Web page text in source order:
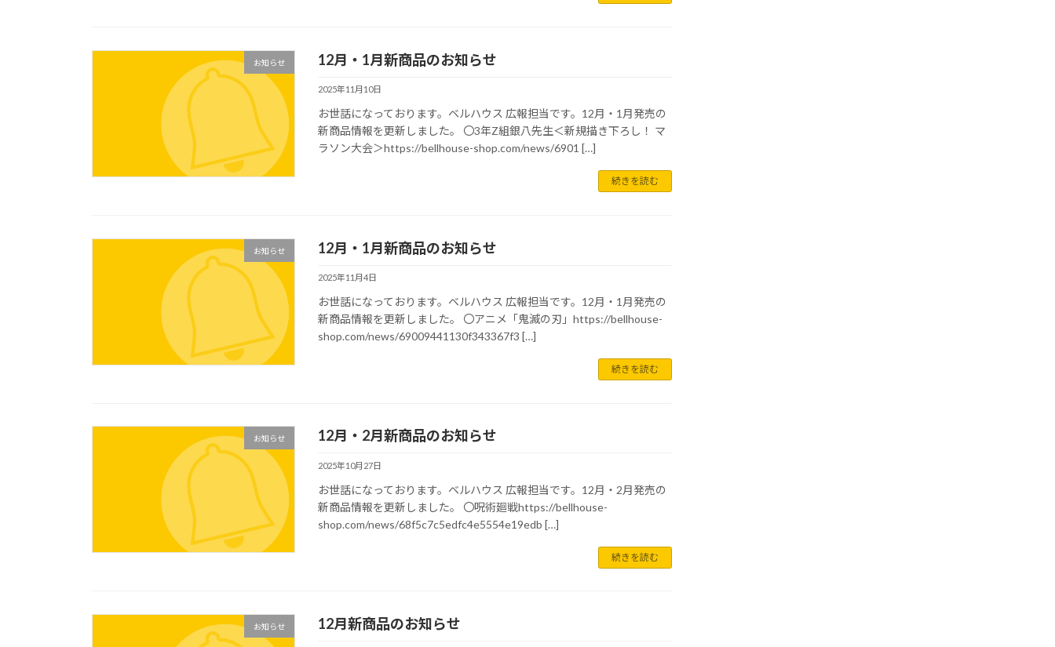
お知らせ 12月・1月新商品のお知らせ
2025年11月10日
お世話になっております。ベルハウス 広報担当です。12月・1月発売の
新商品情報を更新しました。 〇3年Z組銀八先生＜新規描き下ろし！ マ
ラソン大会＞https://bellhouse-shop.com/news/6901 […]
続きを読む
お知らせ 12月・1月新商品のお知らせ
2025年11月4日
お世話になっております。ベルハウス 広報担当です。12月・1月発売の
新商品情報を更新しました。 〇アニメ「鬼滅の刃」https://bellhouse-
shop.com/news/69009441130f343367f3 […]
続きを読む
お知らせ 12月・2月新商品のお知らせ
2025年10月27日
お世話になっております。ベルハウス 広報担当です。12月・2月発売の
新商品情報を更新しました。 〇呪術廻戦https://bellhouse-
shop.com/news/68f5c7c5edfc4e5554e19edb […]
続きを読む
お知らせ 12月新商品のお知らせ